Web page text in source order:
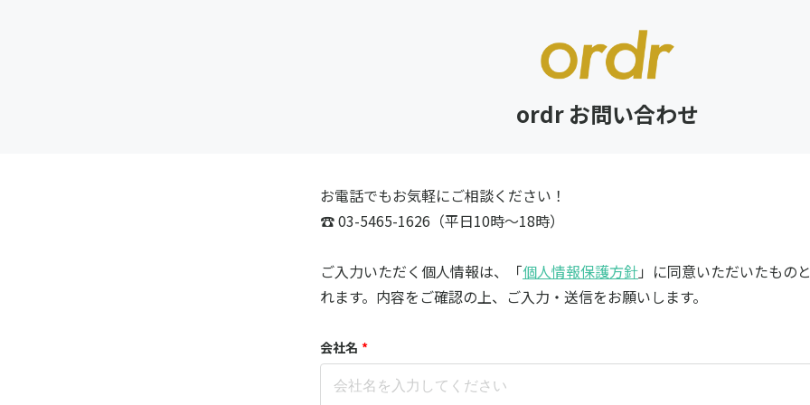
ordr お問い合わせ
お電話でもお気軽にご相談ください！
☎ 03-5465-1626（平日10時～18時）
ご入力いただく個人情報は、「個人情報保護方針」に同意いただいたもの
れます。内容をご確認の上、ご入力・送信をお願いします。
会社名 *